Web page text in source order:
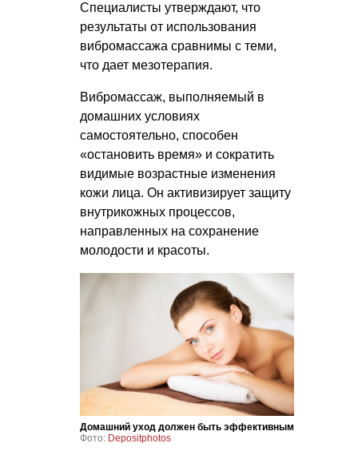
Специалисты утверждают, что
результаты от использования
вибромассажа сравнимы с теми,
что дает мезотерапия.
Вибромассаж, выполняемый в
домашних условиях
самостоятельно, способен
«остановить время» и сократить
видимые возрастные изменения
кожи лица. Он активизирует защиту
внутрикожных процессов,
направленных на сохранение
молодости и красоты.
Домашний уход должен быть эффективным
Фото: Depositphotos